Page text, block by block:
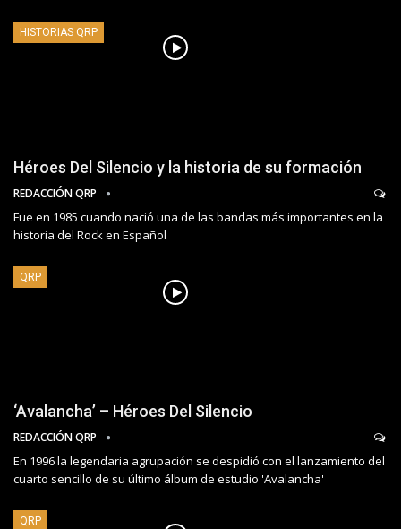
HISTORIAS QRP
Héroes Del Silencio y la historia de su formación
REDACCIÓN QRP
Fue en 1985 cuando nació una de las bandas más importantes en la
historia del Rock en Español
QRP
‘Avalancha’ – Héroes Del Silencio
REDACCIÓN QRP
En 1996 la legendaria agrupación se despidió con el lanzamiento del
cuarto sencillo de su último álbum de estudio 'Avalancha'
QRP